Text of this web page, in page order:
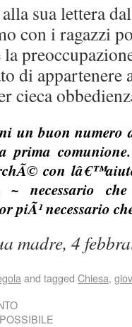
sua lettera
con i ragazzi
di appartenere
cieca
un buon
prima
con
necessario
piÃ¹ necessario
madre, 4
and tagged Chiesa,